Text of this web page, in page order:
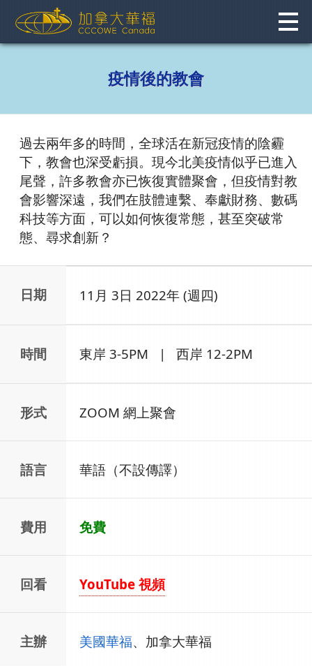
content
疫情後的教會
過去兩年多的時間，全球活在新冠疫情的陰霾
下，教會也深受虧損。現今北美疫情似乎已進入
尾聲，許多教會亦已恢復實體聚會，但疫情對教
會影響深遠，我們在肢體連繫、奉獻財務、數碼
科技等方面，可以如何恢復常態，甚至突破常
態、尋求創新？
日期 11月 3日 2022年 (週四)
時間 東岸 3-5PM | 西岸 12-2PM
形式 ZOOM 網上聚會
語言 華語（不設傳譯）
費用 免費
回看 YouTube 視頻
主辦 美國華福、加拿大華福